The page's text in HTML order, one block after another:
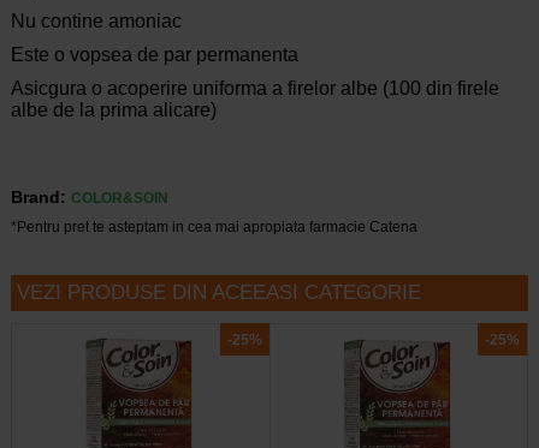
Nu contine amoniac
Este o vopsea de par permanenta
Asicgura o acoperire uniforma a firelor albe (100 din firele
albe de la prima alicare)
Brand: COLOR&SOIN
*Pentru pret te asteptam in cea mai apropiata farmacie Catena
VEZI PRODUSE DIN ACEEASI CATEGORIE
-25% -25%